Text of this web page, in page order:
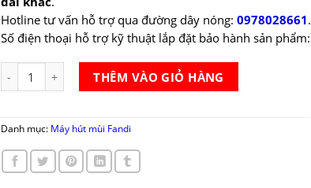
Hotline tư vấn hỗ trợ qua đường dây nóng: 0978028661.
Số điện thoại hỗ trợ kỹ thuật lắp đặt bảo hành sản phẩm:
Máy hút mùi Fandi FD 90YK số lượng
THÊM VÀO GIỎ HÀNG
Danh mục: Máy hút mùi Fandi